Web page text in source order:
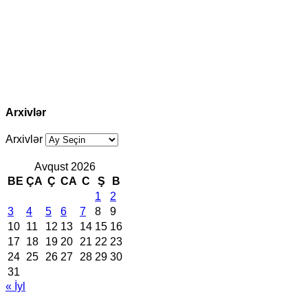
Arxivlər
Arxivlər
Avqust 2026
BE ÇA Ç CA C Ş
B
1
2
3
4 5 6 7 8
9
10 11 12 13 14 15 16
17 18 19 20 21 22 23
24 25 26 27 28 29 30
31
« İyl